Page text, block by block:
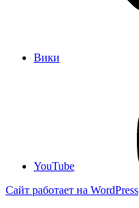
Вики
YouTube
Сайт работает на WordPress